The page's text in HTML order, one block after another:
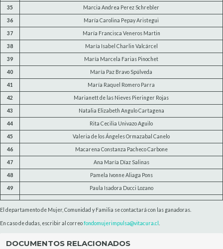
35 Marcia Andrea Perez Schrebler
36 María Carolina Pepay Aristegui
37 María Francisca Veneros Martin
38 María Isabel Charlin Valcárcel
39 María Marcela Farias Pinochet
40 María Paz Bravo Spúlveda
41 María Raquel Romero Parra
42 Marianett de las Nieves Pieringer Rojas
43 Natalia Elizabeth Angulo Cartagena
44 Rita Cecilia Univazo Aguilo
45 Valeria de los Ángeles Ormazabal Canelo
46 Macarena Constanza Pacheco Carbone
47 Ana María Díaz Salinas
48 Pamela Ivonne Aliaga Pons
49 Paula Isadora Ducci Lozano
El departamento de Mujer, Comunidad y Familia se contactará con las ganadoras.
En caso de dudas, escribir al correofondomujerimpulsa@vitacura.cl
DOCUMENTOS RELACIONADOS